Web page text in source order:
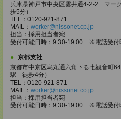
兵庫県神戸市中央区雲井通4-2-2 マー
歩5分）
TEL：0120-921-871
MAIL： worker@nissonet.cp.jp
担当：採用担当者宛
受付可能日時：9:30-19:00 ※電話受
京都支社
京都市中京区烏丸通六角下る七観音町
駅 徒歩4分）
TEL：0120-921-871
MAIL： worker@nissonet.co.jp
担当：採用担当者宛
受付可能日時：9:30-19:00 ※電話受